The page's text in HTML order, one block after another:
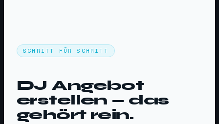
SCHRITT FÜR SCHRITT
DJ Angebot
erstellen — das
gehört rein.